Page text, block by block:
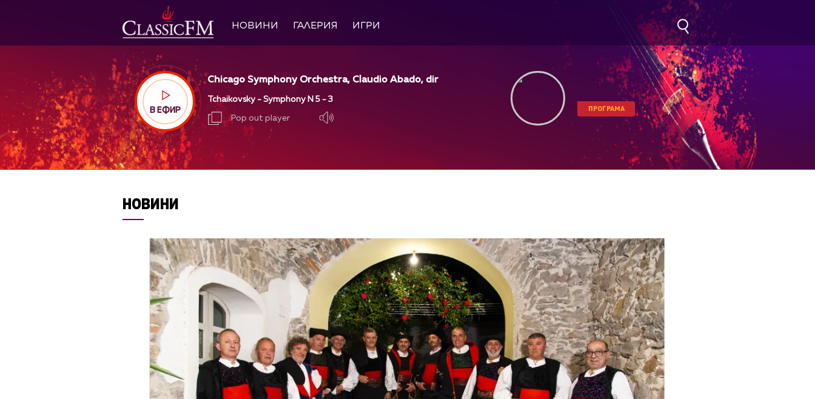
НОВИНИ ГАЛЕРИЯ ИГРИ
В ЕФИР
Chicago Symphony Orchestra, Claudio Abado, dir
Tchaikovsky - Symphony N 5 - 3
Pop out player
ПРОГРАМА
НОВИНИ